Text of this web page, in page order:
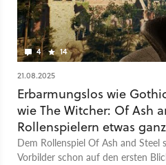
4 14
21.08.2025
Erbarmungslos wie
wie The Witcher: Of Ash
Rollenspielern etwas
Dem Rollenspiel Of Ash and Steel
Vorbilder schon auf den ersten